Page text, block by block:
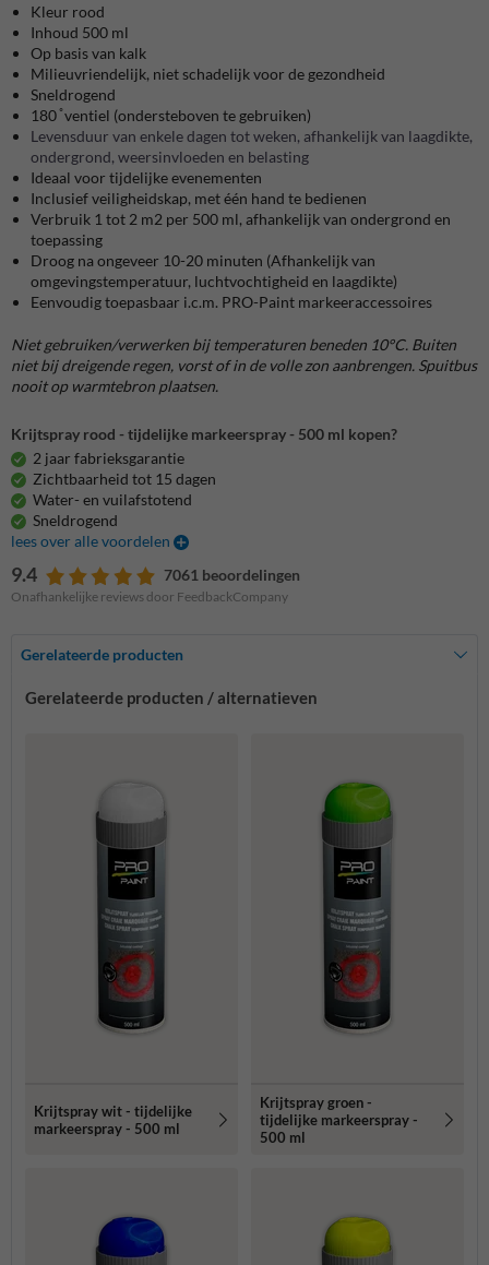
Kleur rood
Inhoud 500 ml
Op basis van kalk
Milieuvriendelijk, niet schadelijk voor de gezondheid
Sneldrogend
180 ̊ ventiel (ondersteboven te gebruiken)
Levensduur van enkele dagen tot weken, afhankelijk van laagdikte,
ondergrond, weersinvloeden en belasting
Ideaal voor tijdelijke evenementen
Inclusief veiligheidskap, met één hand te bedienen
Verbruik 1 tot 2 m2 per 500 ml, afhankelijk van ondergrond en
toepassing
Droog na ongeveer 10-20 minuten (Afhankelijk van
omgevingstemperatuur, luchtvochtigheid en laagdikte)
Eenvoudig toepasbaar i.c.m. PRO-Paint markeeraccessoires
Niet gebruiken/verwerken bij temperaturen beneden 10°C. Buiten
niet bij dreigende regen, vorst of in de volle zon aanbrengen. Spuitbus
nooit op warmtebron plaatsen.
Krijtspray rood - tijdelijke markeerspray - 500 ml kopen?
2 jaar fabrieksgarantie
Zichtbaarheid tot 15 dagen
Water- en vuilafstotend
Sneldrogend
lees over alle voordelen
9.4 7061 beoordelingen
Onafhankelijke reviews door FeedbackCompany
Gerelateerde producten
Gerelateerde producten / alternatieven
Krijtspray wit - tijdelijke
markeerspray - 500 ml
Krijtspray groen -
tijdelijke markeerspray -
500 ml